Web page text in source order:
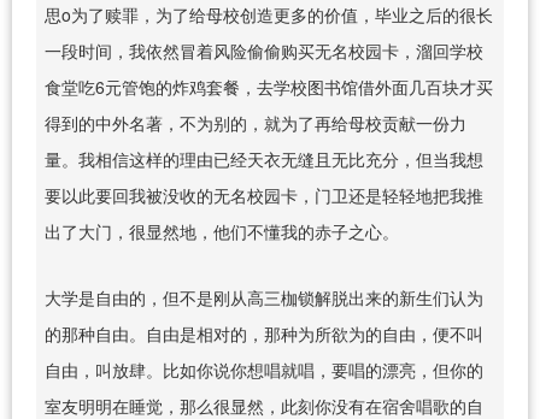
思o为了赎罪，为了给母校创造更多的价值，毕业之后的很长
一段时间，我依然冒着风险偷偷购买无名校园卡，溜回学校
食堂吃6元管饱的炸鸡套餐，去学校图书馆借外面几百块才买
得到的中外名著，不为别的，就为了再给母校贡献一份力
量。我相信这样的理由已经天衣无缝且无比充分，但当我想
要以此要回我被没收的无名校园卡，门卫还是轻轻地把我推
出了大门，很显然地，他们不懂我的赤子之心。
大学是自由的，但不是刚从高三枷锁解脱出来的新生们认为
的那种自由。自由是相对的，那种为所欲为的自由，便不叫
自由，叫放肆。比如你说你想唱就唱，要唱的漂亮，但你的
室友明明在睡觉，那么很显然，此刻你没有在宿舍唱歌的自